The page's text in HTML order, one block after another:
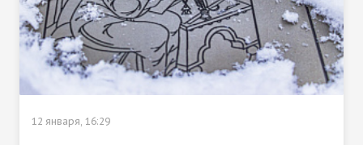
12 января, 16:29